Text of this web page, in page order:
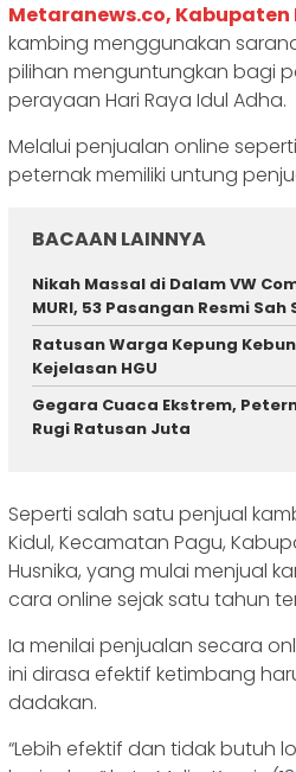
Metaranews.co, Kabupaten
kambing menggunakan
pilihan menguntungkan bagi
perayaan Hari Raya Idul Adha.
Melalui penjualan online
peternak memiliki untung
BACAAN LAINNYA
‎Nikah Massal di Dalam VW
MURI, 53 Pasangan Resmi Sah
‎Ratusan Warga Kepung
Kejelasan HGU
‎Gegara Cuaca Ekstrem,
Rugi Ratusan Juta
Seperti salah satu penjual
Kidul, Kecamatan Pagu,
Husnika, yang mulai menjual
cara online sejak satu tahun
Ia menilai penjualan secara
ini dirasa efektif ketimbang
dadakan.
“Lebih efektif dan tidak butuh